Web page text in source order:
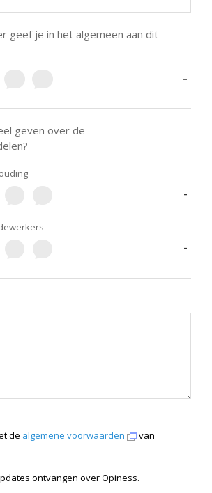
geef je in het algemeen aan dit
-
geven over de
-
-
de algemene voorwaarden
van
ontvangen over Opiness.